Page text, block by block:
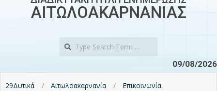
ΑΙΤΩΛΟΑΚΑΡΝΑΝΙΑΣ
09/08/2026
29Δυτικά Αιτωλοακαρνανία Επικοινωνία